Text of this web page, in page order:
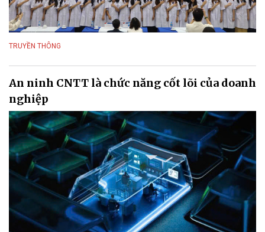
TRUYỀN THÔNG
An ninh CNTT là chức năng cốt lõi của doanh
nghiệp